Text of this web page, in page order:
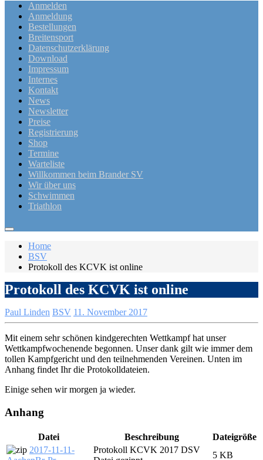
Anmelden
Anmeldung
Bestellungen
Breitensport
Datenschutzerklärung
Download
Impressum
Internes
Kontakt
News
Newsletter
Preise
Registrierung
Shop
Termine
Warteliste
Willkommen beim Brander SV
Wir über uns
Schwimmen
Triathlon
Home
BSV
Protokoll des KCVK ist online
Protokoll des KCVK ist online
Paul Linden BSV 11. November 2017
Mit einem sehr schönen kindgerechten Wettkampf hat unser
Wettkampfwochenende begonnen. Unser dank gilt wie immer dem
tollen Kampfgericht und den teilnehmenden Vereinen. Unten im
Anhang findet Ihr die Protokolldateien.
Einige sehen wir morgen ja wieder.
Anhang
Datei Beschreibung
Dateigröße
2017-11-11-
Protokoll KCVK 2017 DSV
5 KB